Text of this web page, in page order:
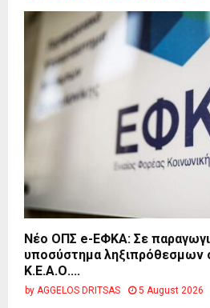
Νέο ΟΠΣ e-ΕΦΚΑ: Σε
υποσύστημα ληξιπρόθεσμων
Κ.Ε.Α.Ο....
by AGGELOS DRITSAS 5 August 2026